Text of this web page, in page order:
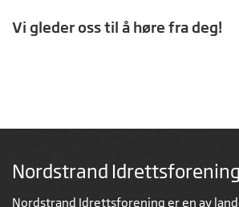
Vi gleder oss til å høre fra deg!
Nordstrand Idrettsforening
Nordstrand Idrettsforening er en av